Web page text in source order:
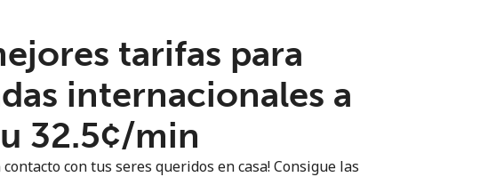
→
tarifas para
internacionales a
⁦32.5¢⁩/min
con tus seres queridos en casa! Consigue las